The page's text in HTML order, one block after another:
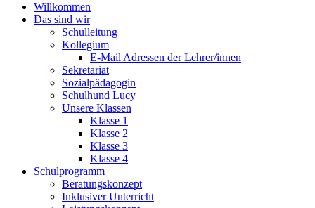
Willkommen
Das sind wir
Schulleitung
Kollegium
E-Mail Adressen der Lehrer/innen
Sekretariat
Sozialpädagogin
Schulhund Lucy
Unsere Klassen
Klasse 1
Klasse 2
Klasse 3
Klasse 4
Schulprogramm
Beratungskonzept
Inklusiver Unterricht